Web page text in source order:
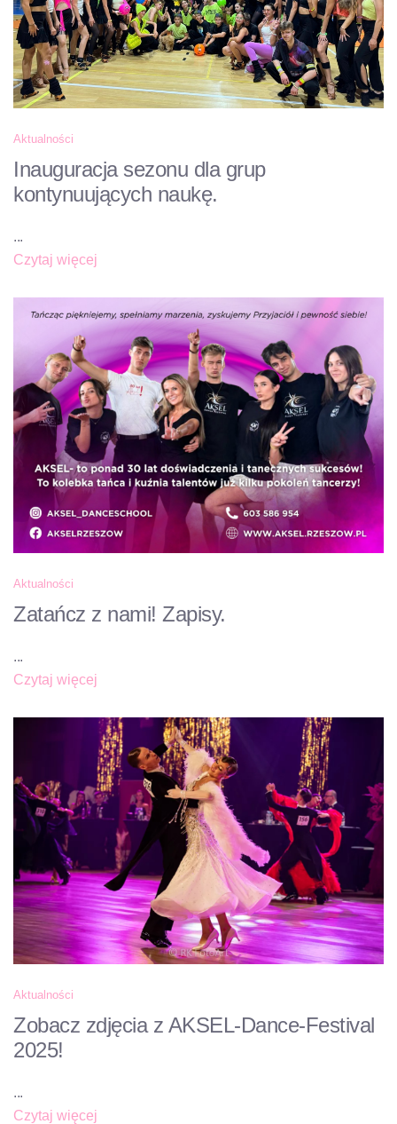
Inauguracja sezonu dla grup
kontynuujących naukę.
Aktualności
...
Czytaj więcej
Zatańcz z nami! Zapisy.
Aktualności
...
Czytaj więcej
Zobacz zdjęcia z AKSEL-Dance-Festival
2025!
Aktualności
...
Czytaj więcej